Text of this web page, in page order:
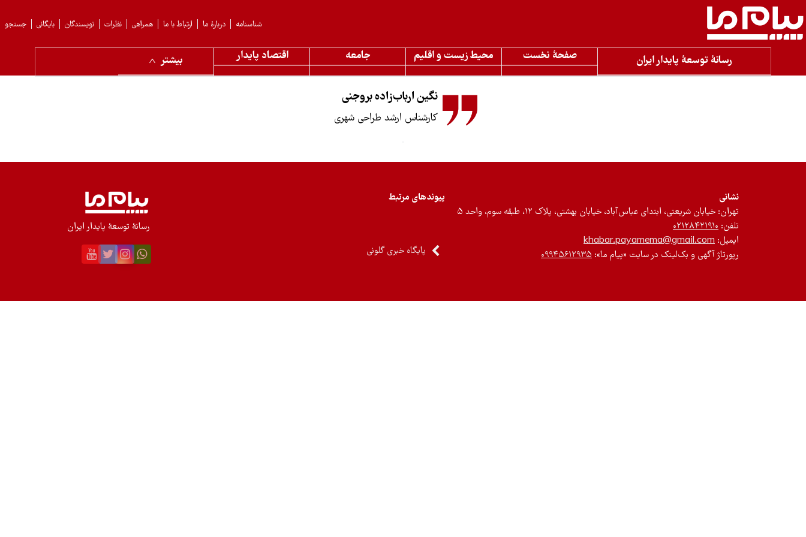
جستجو بایگانی نویسندگان نظرات همراهی ارتباط با ما دربارهٔ ما شناسنامه
رسانۀ توسعۀ پایدار ایران صفحۀ نخست محیط زیست و اقلیم جامعه اقتصاد پایدار بیشتر
نگین ارباب‌زاده بروجنی
کارشناس ارشد طراحی شهری
نشانی
تهران: خیابان شریعتی، ابتدای عباس‌آباد، خیابان بهشتی، پلاک ۱۲، طبقه سوم، واحد ۵
تلفن: ۰۲۱۲۸۴۲۱۹۱۰
ایمیل: khabar.payamema@gmail.com
رپورتاژ آگهی و بک‌لینک در سایت «پیام ما»: ۰۹۹۴۵۶۱۲۹۳۵
پیوندهای مرتبط
پایگاه خبری گلونی
رسانۀ توسعۀ پایدار ایران